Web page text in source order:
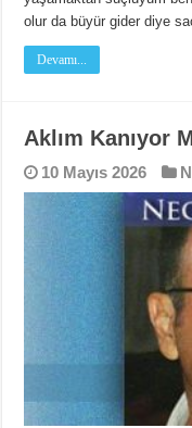
olur da büyür gider diye
Devamı...
Aklım Kanıyor
10 Mayıs 2026